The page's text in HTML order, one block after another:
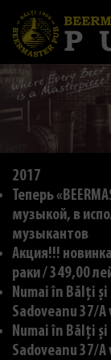
2017
Теперь
музыкой, в
музыкантов
Акция!!!
раки / 349,00
Numai în Bălți și
Sadoveanu 37/A
Numai în Bălți și
Sadoveanu 37/A